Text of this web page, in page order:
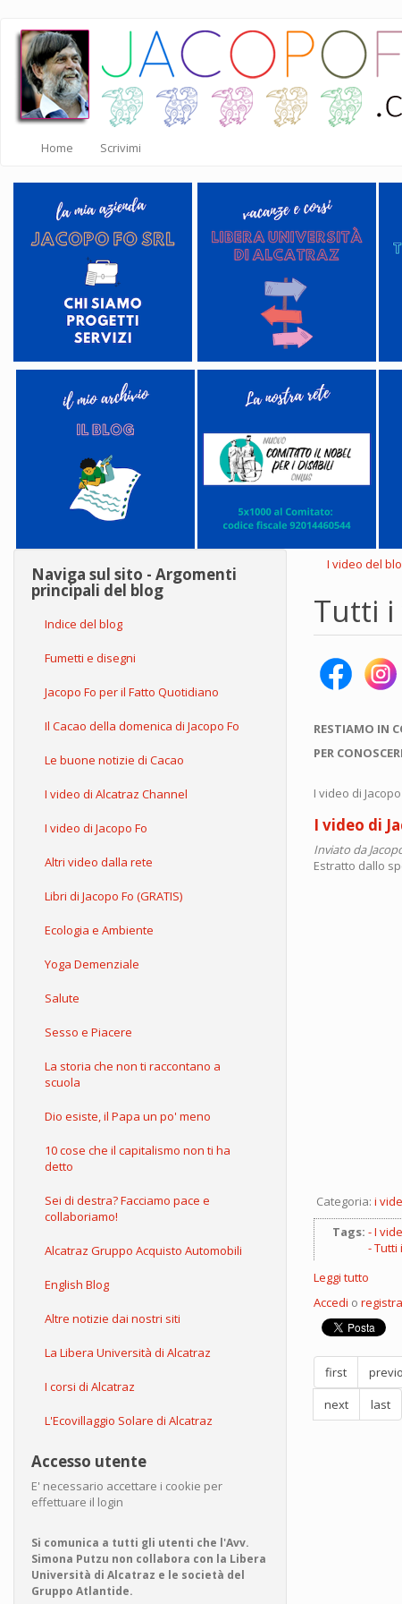
Salta
contenuto
principale
Home Scrivimi
Naviga sul sito - Argomenti
principali del blog
Indice del blog
Fumetti e disegni
Jacopo Fo per il Fatto Quotidiano
Il Cacao della domenica di Jacopo Fo
Le buone notizie di Cacao
I video di Alcatraz Channel
I video di Jacopo Fo
Altri video dalla rete
Libri di Jacopo Fo (GRATIS)
Ecologia e Ambiente
Yoga Demenziale
Salute
Sesso e Piacere
La storia che non ti raccontano a
scuola
Dio esiste, il Papa un po' meno
10 cose che il capitalismo non ti ha
detto
Sei di destra? Facciamo pace e
collaboriamo!
Alcatraz Gruppo Acquisto Automobili
English Blog
Altre notizie dai nostri siti
La Libera Università di Alcatraz
I corsi di Alcatraz
L'Ecovillaggio Solare di Alcatraz
Accesso utente
E' necessario accettare i cookie per
effettuare il login
Si comunica a tutti gli utenti che l'Avv.
Simona Putzu non collabora con la Libera
Università di Alcatraz e le società del
Gruppo Atlantide.
I video del
Tutti i
RESTIAMO IN
PER
I video di Jacopo
I video di
Inviato da
Estratto dallo
Categoria: i
Tags:
I
Tutti
Leggi tutto
video
di
Jacopo
Fo:
di
nella
Accedi o
first
next
last